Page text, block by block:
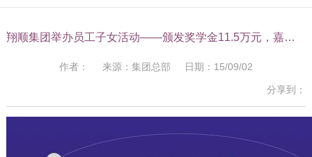
翔顺集团举办员工子女活动——颁发奖学金11.5万元，嘉奖21名优秀员工子女
作者： 来源：集团总部 日期：15/09/02
分享到：